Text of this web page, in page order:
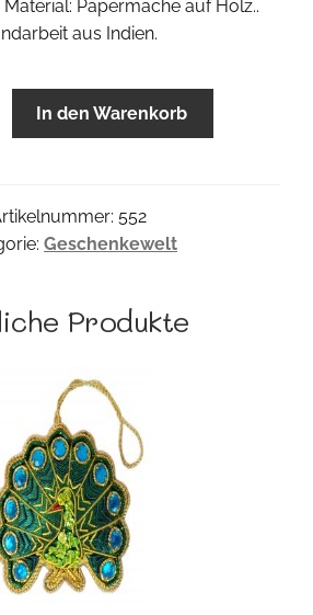
Papermache auf Holz..
aus Indien.
In den Warenkorb
552
Geschenkewelt
Produkte